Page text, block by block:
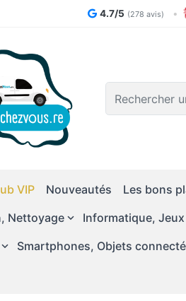
4.7/5 (278 avis) •
VIP Nouveautés Les bons
Nettoyage
Informatique,
Smartphones, Objets